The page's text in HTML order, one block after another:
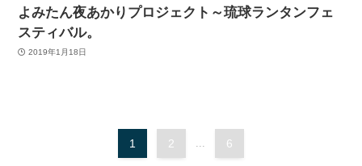
よみたん夜あかりプロジェクト～琉球ランタンフェ
スティバル。
2019年1月18日
1 2 ... 6